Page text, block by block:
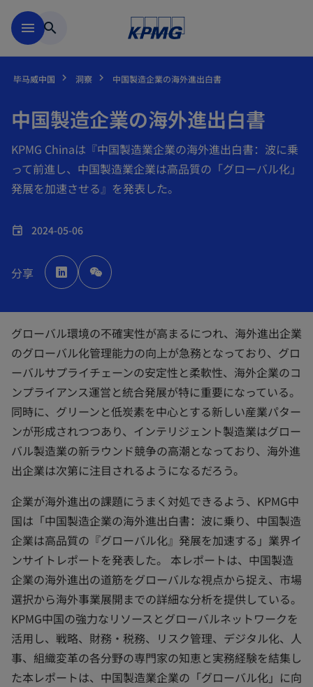
menu search
毕马威中国 洞察 中国製造企業の海外進出白書
中国製造企業の海外進出白書
KPMG Chinaは『中国製造業企業の海外進出白書：波に乗
って前進し、中国製造業企業は高品質の「グローバル化」
発展を加速させる』を発表した。
event 2024-05-06
分享 p
e
n
e
w
t
a
グローバル環境の不確実性が高まるにつれ、海外進出企業
のグローバル化管理能力の向上が急務となっており、グロ
ーバルサプライチェーンの安定性と柔軟性、海外企業のコ
ンプライアンス運営と統合発展が特に重要になっている。
同時に、グリーンと低炭素を中心とする新しい産業パター
ンが形成されつつあり、インテリジェント製造業はグロー
バル製造業の新ラウンド競争の高潮となっており、海外進
出企業は次第に注目されるようになるだろう。
企業が海外進出の課題にうまく対処できるよう、KPMG中
国は「中国製造企業の海外進出白書：波に乗り、中国製造
企業は高品質の『グローバル化』発展を加速する」業界イ
ンサイトレポートを発表した。 本レポートは、中国製造
企業の海外進出の道筋をグローバルな視点から捉え、市場
選択から海外事業展開までの詳細な分析を提供している。
KPMG中国の強力なリソースとグローバルネットワークを
活用し、戦略、財務・税務、リスク管理、デジタル化、人
事、組織変革の各分野の専門家の知恵と実務経験を結集し
た本レポートは、中国製造業企業の「グローバル化」に向